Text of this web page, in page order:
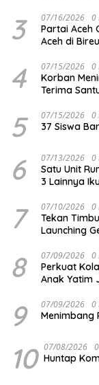
3 07/16/2026 0
Partai Aceh
Aceh di
4 07/15/2026 0
Korban
Terima
5 07/15/2026 0
37 Siswa
6 07/13/2026 0
Satu Unit
3 Lainnya
7 07/10/2026 0
Tekan
Launching
8 07/09/2026 0
Perkuat
Anak Yatim
9 07/09/2026 0
Menimbang
10 07/08/2026
Huntap